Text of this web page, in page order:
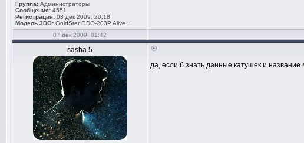
Группа: Администраторы
Сообщения: 4551
Регистрация: 03 дек 2009, 20:18
Модель 3DO: GoldStar GDO-203P Alive II
07 дек 2009, 01:42
sasha 5
да, если б знать данные катушек и